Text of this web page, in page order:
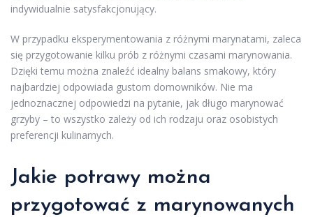
indywidualnie satysfakcjonujący.
W przypadku eksperymentowania z różnymi marynatami, zaleca
się przygotowanie kilku prób z różnymi czasami marynowania.
Dzięki temu można znaleźć idealny balans smakowy, który
najbardziej odpowiada gustom domowników. Nie ma
jednoznacznej odpowiedzi na pytanie, jak długo marynować
grzyby – to wszystko zależy od ich rodzaju oraz osobistych
preferencji kulinarnych.
Jakie potrawy można
przygotować z marynowanych